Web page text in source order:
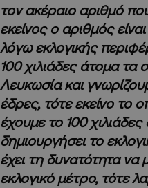
τον ακέραιο αριθμό
εκείνος ο αριθμός
λόγω εκλογικής
100 χιλιάδες άτομα
Λευκωσία και
έδρες, τότε εκείνο το
έχουμε το 100
δημιουργήσει το
έχει τη δυνατότητα να
εκλογικό μέτρο, τότε